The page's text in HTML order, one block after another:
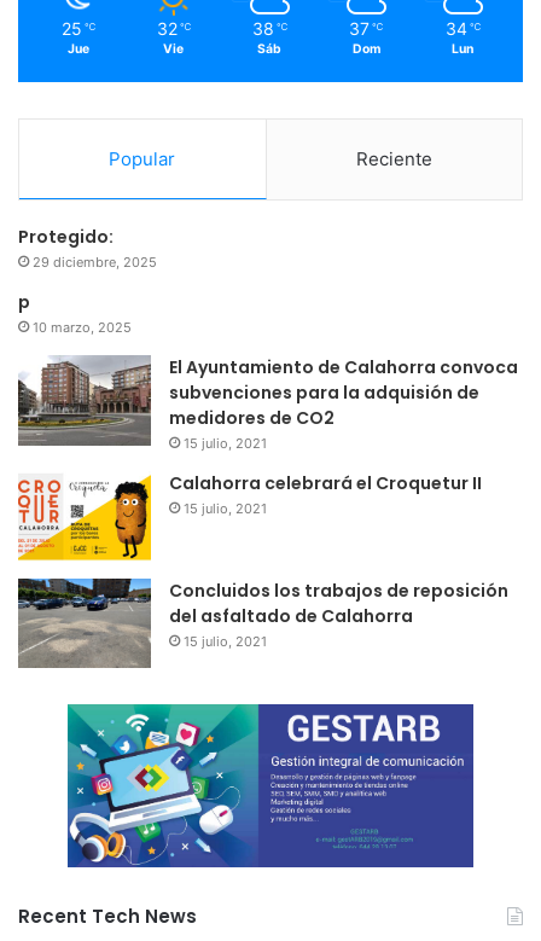
m
25 ℃
Jue
32 ℃
Vie
38 ℃
Sáb
37 ℃
Dom
34 ℃
Lun
Popular Reciente
Protegido:
29 diciembre, 2025
p
10 marzo, 2025
El Ayuntamiento de Calahorra convoca
subvenciones para la adquisión de
medidores de CO2
15 julio, 2021
Calahorra celebrará el Croquetur II
15 julio, 2021
Concluidos los trabajos de reposición
del asfaltado de Calahorra
15 julio, 2021
Recent Tech News